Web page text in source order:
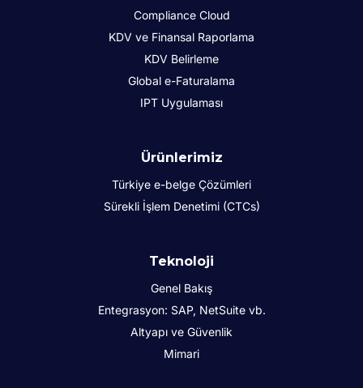
Compliance Cloud
KDV ve Finansal Raporlama
KDV Belirleme
Global e-Faturalama
IPT Uygulaması
Ürünlerimiz
Türkiye e-belge Çözümleri
Sürekli İşlem Denetimi (CTCs)
Teknoloji
Genel Bakış
Entegrasyon: SAP, NetSuite vb.
Altyapı ve Güvenlik
Mimari